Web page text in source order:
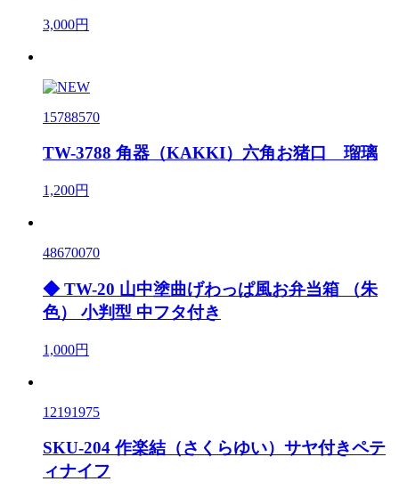
3,000円
15788570
TW-3788 角器（KAKKI）六角お猪口 瑠璃
1,200円
48670070
◆ TW-20 山中塗曲げわっぱ風お弁当箱 （朱
色） 小判型 中フタ付き
1,000円
12191975
SKU-204 作楽結（さくらゆい）サヤ付きペテ
ィナイフ